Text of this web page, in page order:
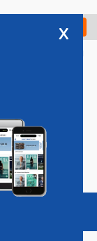
Check in
Vacatures
x